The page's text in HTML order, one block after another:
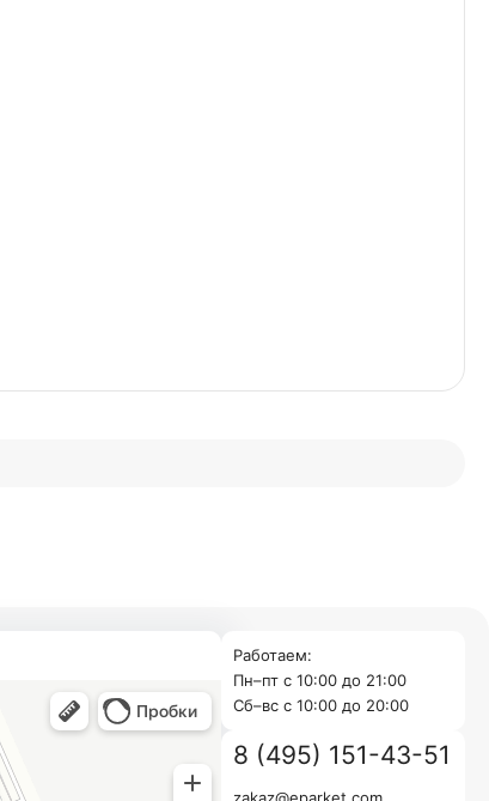
Работаем:
Пн–пт с 10:00 до 21:00
Cб–вс с 10:00 до 20:00
8 (495) 151-43-51